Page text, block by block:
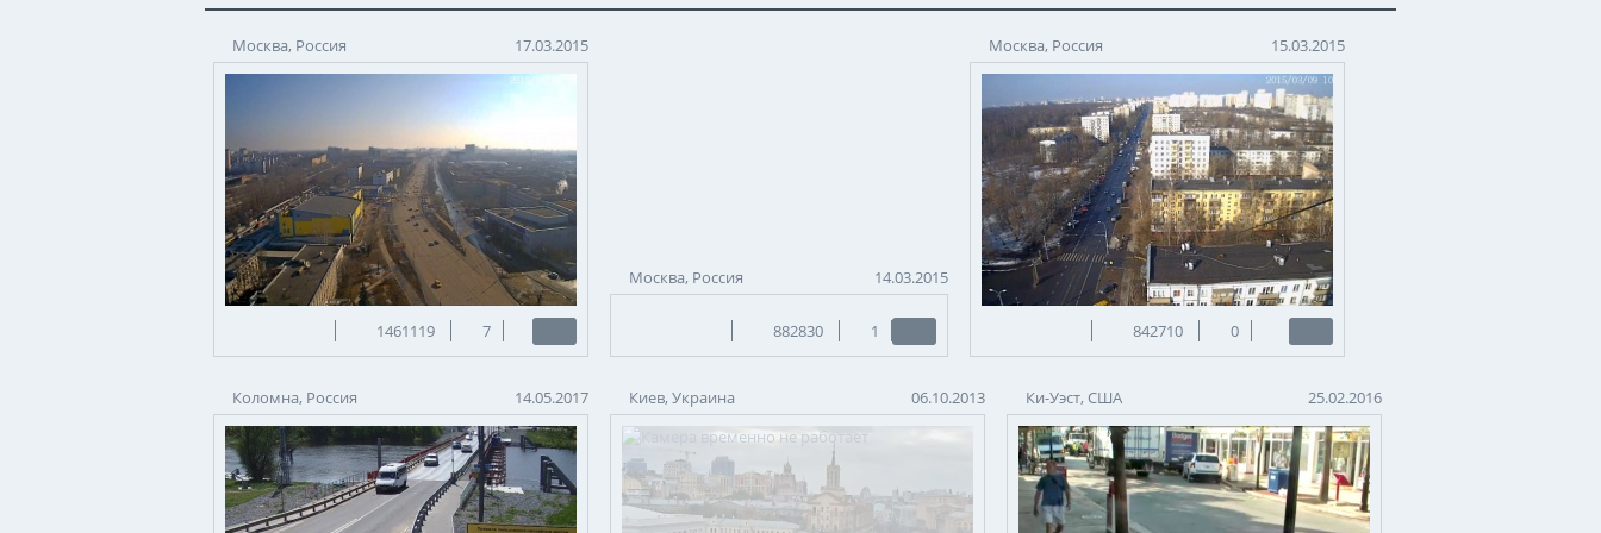
Москва, Россия 17.03.2015
1461119 7
Москва, Россия 14.03.2015
882830 1
Москва, Россия 15.03.2015
842710 0
Коломна, Россия 14.05.2017 Киев, Украина 06.10.2013 Ки-Уэст, США 25.02.2016